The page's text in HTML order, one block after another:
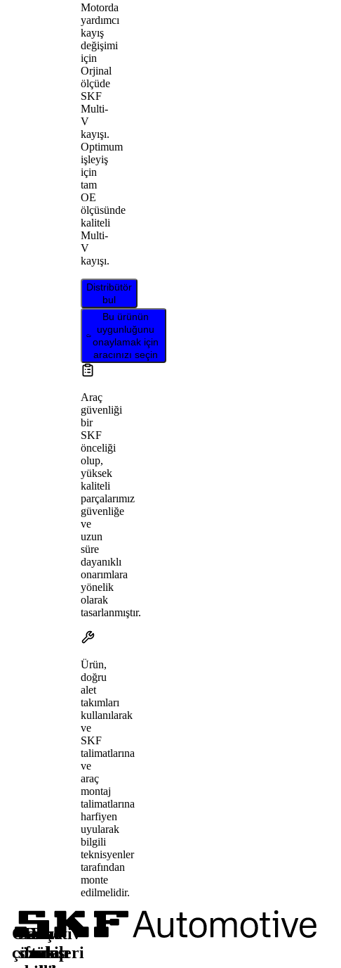
Motorda
yardımcı
kayış
değişimi
için
Orjinal
ölçüde
SKF
Multi-
V
kayışı.
Optimum
işleyiş
için
tam
OE
ölçüsünde
kaliteli
Multi-
V
kayışı.
Distribütör
bul
Bu ürünün
uygunluğunu
onaylamak için
aracınızı seçin
Araç
güvenliği
bir
SKF
önceliği
olup,
yüksek
kaliteli
parçalarımız
güvenliğe
ve
uzun
süre
dayanıklı
onarımlara
yönelik
olarak
tasarlanmıştır.
Ürün,
doğru
alet
takımları
kullanılarak
ve
SKF
talimatlarına
ve
araç
montaj
talimatlarına
harfiyen
uyularak
bilgili
teknisyenler
tarafından
monte
edilmelidir.
Otomotiv
çözümleri
Satış
sonrası
Daha
fazla
Bizi
takip